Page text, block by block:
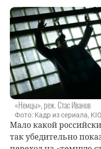
«Немцы», реж. Стас Иванов
Фото: Кадр из сериала,
Мало какой
так убедительно